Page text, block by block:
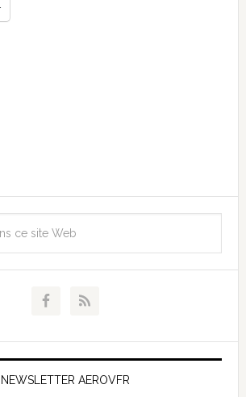
NEWSLETTER AEROVFR